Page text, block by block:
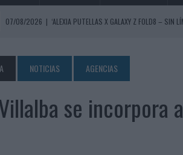
07/08/2026 | ‘ALEXIA PUTELLAS X GALAXY Z FOLD8 – SIN
MAHOU REIVINDICA EL RITUAL DE LA CAÑA EN EL DÍA
MG SPIRIT RELANZA SU MARCA CON UNA ESTRATEGIA 360º
PATRÓN CONVIERTE EL NUEVO SINGLE DE ARÓN PIPER EN
NOTICIAS AGENCIAS
se incorpora